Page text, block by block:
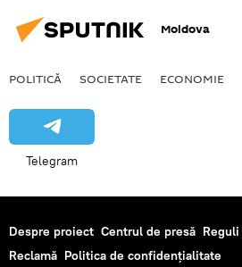
Moldova
POLITICĂ SOCIETATE ECONOMIE
Telegram
Despre proiect Centrul de presă Reguli
Reclamă Politica de confidențialitate